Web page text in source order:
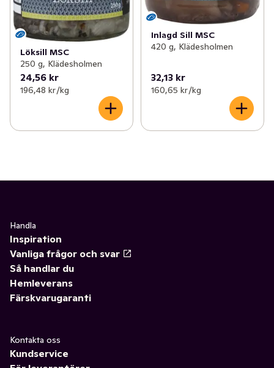
Löksill MSC
250 g, Klädesholmen
24,56 kr
196,48 kr /kg
Inlagd Sill MSC
420 g, Klädesholmen
32,13 kr
160,65 kr /kg
Handla
Inspiration
Vanliga frågor och svar
Så handlar du
Hemleverans
Färskvarugaranti
Kontakta oss
Kundservice